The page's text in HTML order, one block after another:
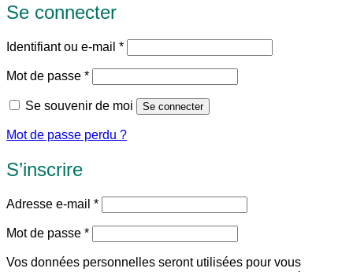
Se connecter
Identifiant ou e-mail *Obligatoire
Mot de passe *Obligatoire
Se souvenir de moi Se connecter
Mot de passe perdu ?
S’inscrire
Adresse e-mail *Obligatoire
Mot de passe *Obligatoire
Vos données personnelles seront utilisées pour vous